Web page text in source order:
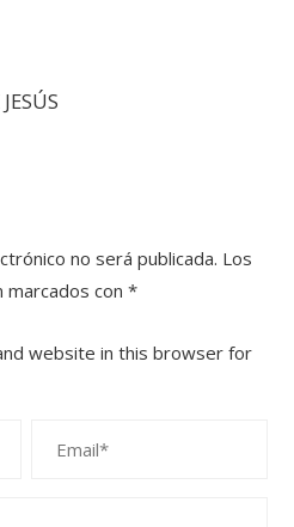
no será publicada. Los
marcados con*
website in this browser for